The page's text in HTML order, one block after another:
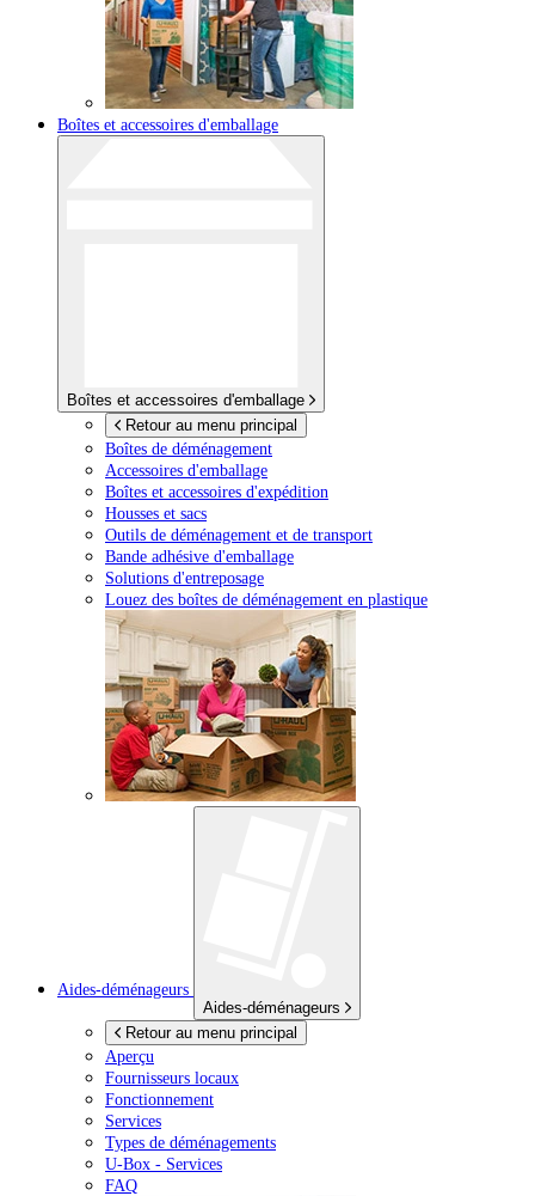
Boîtes et accessoires d'emballage
Boîtes et accessoires d'emballage
Retour au menu principal
Boîtes de déménagement
Accessoires d'emballage
Boîtes et accessoires d'expédition
Housses et sacs
Outils de déménagement et de transport
Bande adhésive d'emballage
Solutions d'entreposage
Louez des boîtes de déménagement en plastique
Aides-déménageurs
Aides-déménageurs
Retour au menu principal
Aperçu
Fournisseurs locaux
Fonctionnement
Services
Types de déménagements
U-Box - Services
FAQ